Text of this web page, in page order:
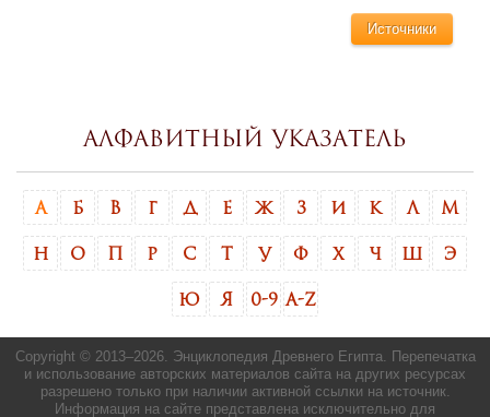
Источники
Алфавитный указатель
А Б В Г Д Е Ж З И К Л М
Н О Р С Т У Ф Х Ч Э
Ю Я 0-9 A-Z
Copyright © 2013–2026. Энциклопедия Древнего Египта. Перепечатка
и использование авторских материалов сайта на других ресурсах
разрешено только при наличии активной ссылки на источник.
Информация на сайте представлена исключительно для